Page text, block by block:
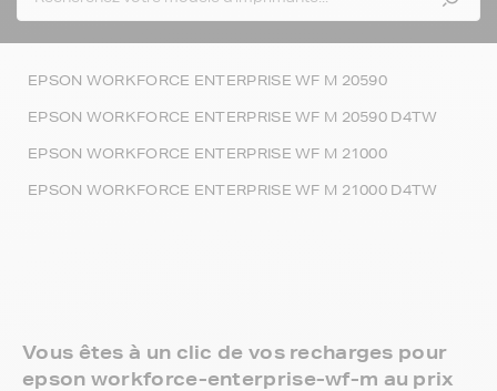
EPSON WORKFORCE ENTERPRISE WF M 20590
EPSON WORKFORCE ENTERPRISE WF M 20590 D4TW
EPSON WORKFORCE ENTERPRISE WF M 21000
EPSON WORKFORCE ENTERPRISE WF M 21000 D4TW
Vous êtes à un clic de vos recharges pour
epson workforce-enterprise-wf-m au prix